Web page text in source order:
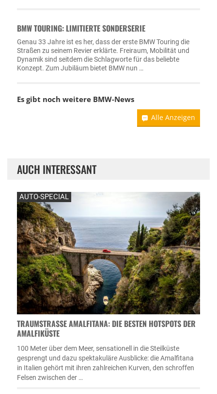
BMW TOURING: LIMITIERTE SONDERSERIE
Genau 33 Jahre ist es her, dass der erste BMW Touring die
Straßen zu seinem Revier erklärte. Freiraum, Mobilität und
Dynamik sind seitdem die Schlagworte für das beliebte
Konzept. Zum Jubiläum bietet BMW nun …
Es gibt noch weitere BMW-News
Alle Anzeigen
AUCH INTERESSANT
AUTO-SPECIAL
TRAUMSTRASSE AMALFITANA: DIE BESTEN HOTSPOTS DER A
MALFIKÜSTE
100 Meter über dem Meer, sensationell in die Steilküste
gesprengt und dazu spektakuläre Ausblicke: die Amalfitana
in Italien gehört mit ihren zahlreichen Kurven, den schroffen
Felsen zwischen der …